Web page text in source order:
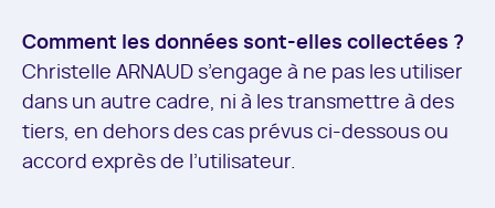
Comment les données sont-elles collectées ?
Christelle ARNAUD s’engage à ne pas les utiliser
dans un autre cadre, ni à les transmettre à des
tiers, en dehors des cas prévus ci-dessous ou
accord exprès de l’utilisateur.